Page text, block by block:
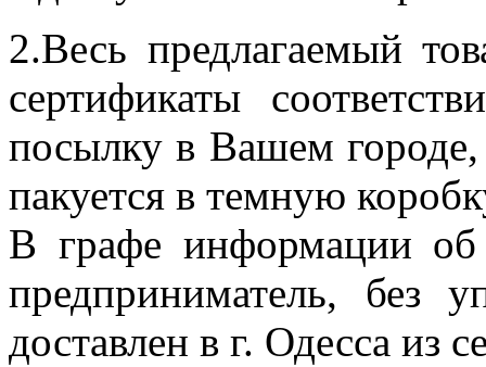
2.Весь предлагаемый
сертификаты
посылку в Вашем
пакуется в темную
В графе информации об
предприниматель, без
доставлен в г. Одесса из